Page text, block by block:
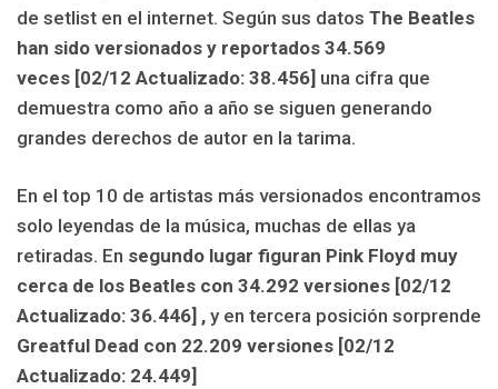
de setlist en el internet. Según sus datos The Beatles
han sido versionados y reportados 34.569
veces [02/12 Actualizado: 38.456] una cifra que
demuestra como año a año se siguen generando
grandes derechos de autor en la tarima.
En el top 10 de artistas más versionados encontramos
solo leyendas de la música, muchas de ellas ya
retiradas. En segundo lugar figuran Pink Floyd muy
cerca de los Beatles con 34.292 versiones [02/12
Actualizado: 36.446] , y en tercera posición sorprende
Greatful Dead con 22.209 versiones [02/12
Actualizado: 24.449]